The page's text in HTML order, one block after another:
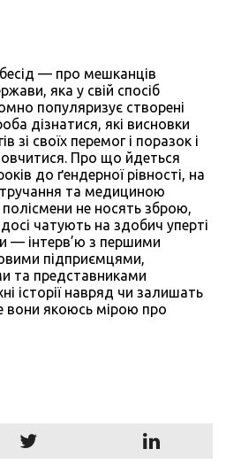
— про мешканців
яка у свій спосіб
популяризує створені
дізнатися, які висновки
зі своїх перемог і поразок і
Про що йдеться
до ґендерної рівності, на
та медициною
не носять зброю,
чатують на здобич уперті
— інтерв’ю з першими
підприємцями,
та представниками
історії навряд чи залишать
вони якоюсь мірою про